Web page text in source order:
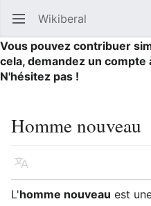
Ouvrir le menu principal Wikiberal
Vous pouvez contribuer
cela, demandez un
N'hésitez pas !
Homme nouveau
Langue
L'homme nouveau est